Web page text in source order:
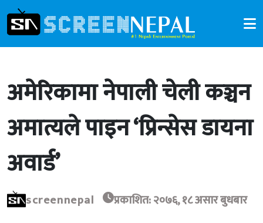
अमेरिकामा नेपाली चेली कञ्चन
अमात्यले पाइन ‘प्रिन्सेस डायना
अवार्ड’
screennepal प्रकाशित: २०७६, १८ असार बुधबार